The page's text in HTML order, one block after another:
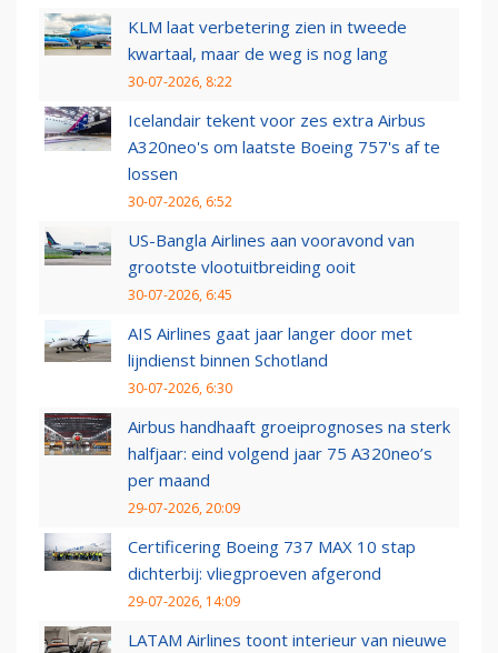
KLM laat verbetering zien in tweede
kwartaal, maar de weg is nog lang
30-07-2026, 8:22
Icelandair tekent voor zes extra Airbus
A320neo's om laatste Boeing 757's af te
lossen
30-07-2026, 6:52
US-Bangla Airlines aan vooravond van
grootste vlootuitbreiding ooit
30-07-2026, 6:45
AIS Airlines gaat jaar langer door met
lijndienst binnen Schotland
30-07-2026, 6:30
Airbus handhaaft groeiprognoses na sterk
halfjaar: eind volgend jaar 75 A320neo’s
per maand
29-07-2026, 20:09
Certificering Boeing 737 MAX 10 stap
dichterbij: vliegproeven afgerond
29-07-2026, 14:09
LATAM Airlines toont interieur van nieuwe